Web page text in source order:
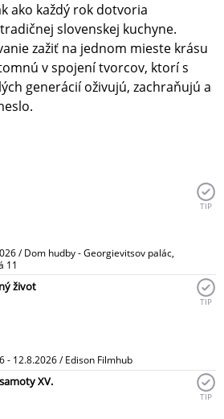
ako každý rok dotvoria
slovenskej kuchyne.
zažiť na jednom mieste krásu
v spojení tvorcov, ktorí s
generácií oživujú, zachraňujú a
/ Dom hudby - Georgievitsov palác,
11
TIP
život
- 12.8.2026 / Edison Filmhub
TIP
XV.
TIP